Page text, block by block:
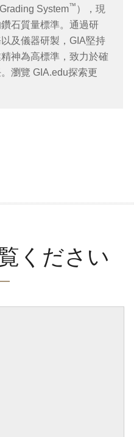
System™ ），現
石質量標準。通過研
及儀器研製，GIA堅持
神為高標準，致力於確
瀏覽 GIA.edu探索更
ください